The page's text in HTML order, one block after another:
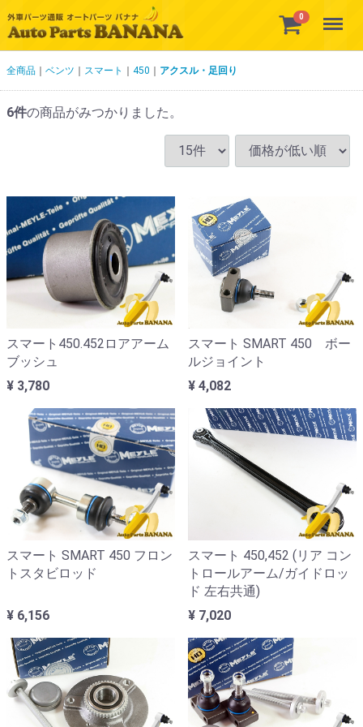
0 Menu
全商品 ベンツ スマート 450 アクスル・足回り
6件の商品がみつかりました。
スマート450.452ロアアーム
ブッシュ
¥ 3,780
スマート SMART 450 ボー
ルジョイント
¥ 4,082
スマート SMART 450 フロン
トスタビロッド
¥ 6,156
スマート 450,452 (リア コン
トロールアーム/ガイドロッ
ド 左右共通)
¥ 7,020